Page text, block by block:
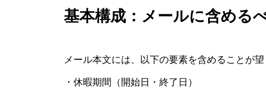
基本構成：メールに含める
メール本文には、以下の要素を含めることが望
・休暇期間（開始日・終了日）